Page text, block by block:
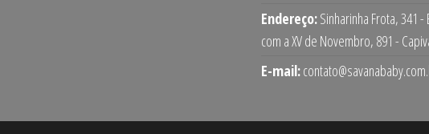
Endereço:Sinharinha Frota, 341 -
com a XV de Novembro, 891 -
E-mail: